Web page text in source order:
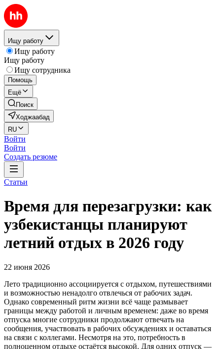
Ищу работу
Ищу работу
Ищу работу
Ищу сотрудника
Помощь
Ещё
Поиск
Ходжаабад
RU
Войти
Войти
Создать резюме
Статьи
Время для перезагрузки: как
узбекистанцы планируют
летний отдых в 2026 году
22 июня 2026
Лето традиционно ассоциируется с отдыхом, путешествиями
и возможностью ненадолго отвлечься от рабочих задач.
Однако современный ритм жизни всё чаще размывает
границы между работой и личным временем: даже во время
отпуска многие сотрудники продолжают отвечать на
сообщения, участвовать в рабочих обсуждениях и оставаться
на связи с коллегами. Несмотря на это, потребность в
полноценном отдыхе остаётся высокой. Для одних отпуск —